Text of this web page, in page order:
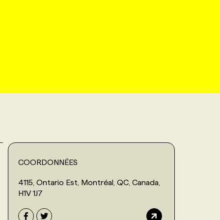
COORDONNÉES
4115, Ontario Est, Montréal, QC, Canada,
H1V 1J7